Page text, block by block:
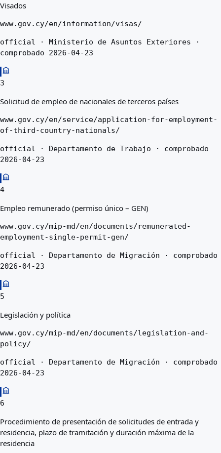
Visados
www.gov.cy/en/information/visas/
official · Ministerio de Asuntos Exteriores ·
comprobado 2026-04-23
3
Solicitud de empleo de nacionales de terceros países
www.gov.cy/en/service/application-for-employment-
of-third-country-nationals/
official · Departamento de Trabajo · comprobado
2026-04-23
4
Empleo remunerado (permiso único – GEN)
www.gov.cy/mip-md/en/documents/remunerated-
employment-single-permit-gen/
official · Departamento de Migración · comprobado
2026-04-23
5
Legislación y política
www.gov.cy/mip-md/en/documents/legislation-and-
policy/
official · Departamento de Migración · comprobado
2026-04-23
6
Procedimiento de presentación de solicitudes de entrada y
residencia, plazo de tramitación y duración máxima de la
residencia